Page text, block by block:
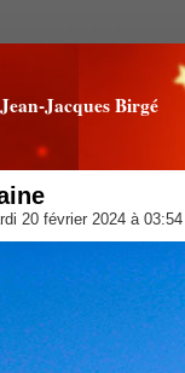
Jean-Jacques Birgé
20 février 2024 à